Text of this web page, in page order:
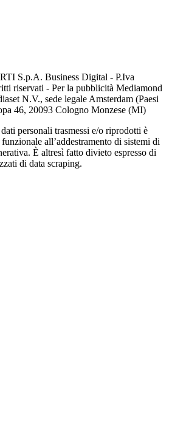
RTI S.p.A. Business Digital - P.Iva
riservati - Per la pubblicità Mediamond
N.V., sede legale Amsterdam (Paesi
46, 20093 Cologno Monzese (MI)
personali trasmessi e/o riprodotti è
all’addestramento di sistemi di
È altresì fatto divieto espresso di
di data scraping.